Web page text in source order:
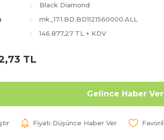
Black Diamond
mk_17.1.BD.BD1121560000.ALL
146.877,27 TL + KDV
TL
Gelince Haber Ver
Fiyatı Düşünce Haber Ver